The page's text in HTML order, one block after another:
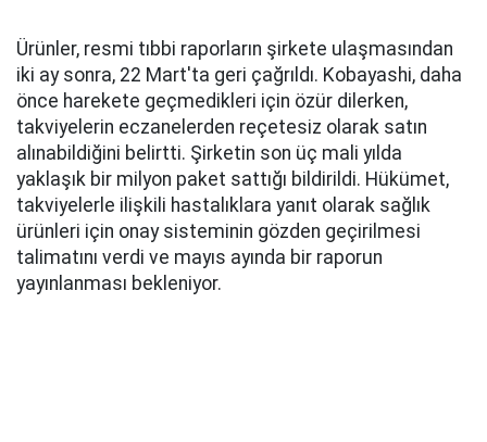
Ürünler, resmi tıbbi raporların şirkete ulaşmasından
iki ay sonra, 22 Mart'ta geri çağrıldı. Kobayashi, daha
önce harekete geçmedikleri için özür dilerken,
takviyelerin eczanelerden reçetesiz olarak satın
alınabildiğini belirtti. Şirketin son üç mali yılda
yaklaşık bir milyon paket sattığı bildirildi. Hükümet,
takviyelerle ilişkili hastalıklara yanıt olarak sağlık
ürünleri için onay sisteminin gözden geçirilmesi
talimatını verdi ve mayıs ayında bir raporun
yayınlanması bekleniyor.